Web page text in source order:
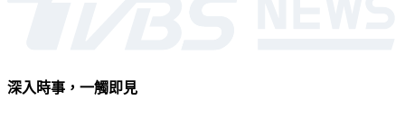
深入時事，一觸即見